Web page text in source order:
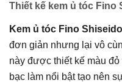
Thiết kế kem ủ tóc Fino
Kem ủ tóc Fino Shiseido
đơn giản nhưng lại vô
này được thiết kế màu
bạc làm nổi bật tạo nên